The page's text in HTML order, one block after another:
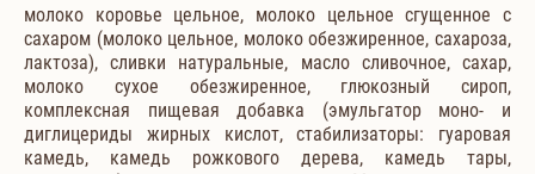
молоко коровье цельное, молоко цельное сгущенное с
сахаром (молоко цельное, молоко обезжиренное, сахароза,
лактоза), сливки натуральные, масло сливочное, сахар,
молоко сухое обезжиренное, глюкозный сироп,
комплексная пищевая добавка (эмульгатор моно- и
диглицериды жирных кислот, стабилизаторы: гуаровая
камедь, камедь рожкового дерева, камедь тары,